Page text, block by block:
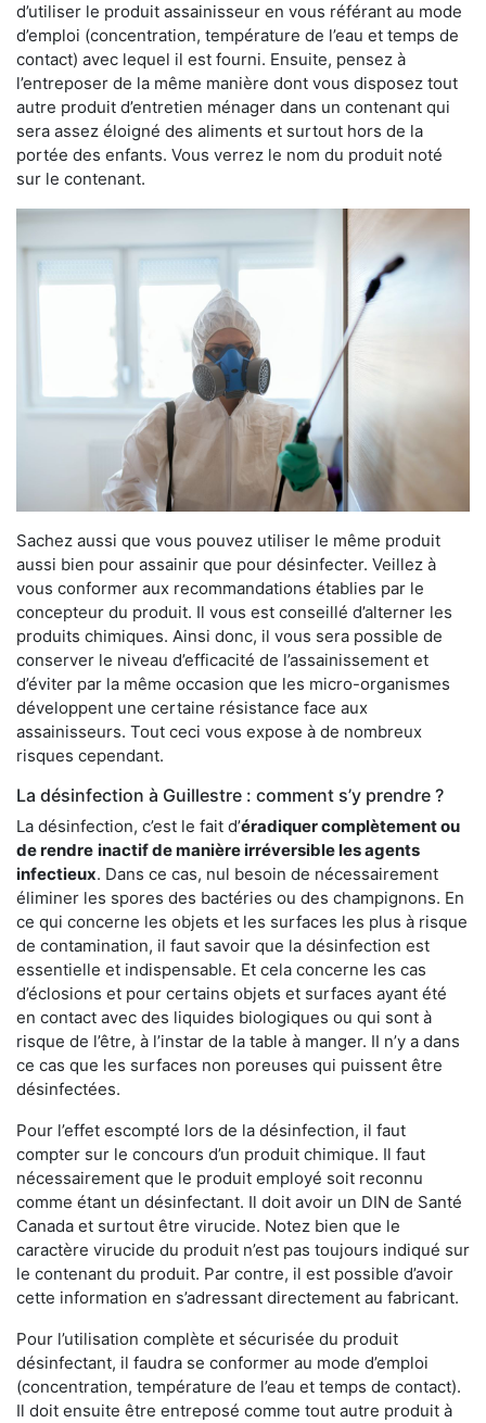
d’utiliser le produit assainisseur en vous référant au mode
d’emploi (concentration, température de l’eau et temps de
contact) avec lequel il est fourni. Ensuite, pensez à
l’entreposer de la même manière dont vous disposez tout
autre produit d’entretien ménager dans un contenant qui
sera assez éloigné des aliments et surtout hors de la
portée des enfants. Vous verrez le nom du produit noté
sur le contenant.
Sachez aussi que vous pouvez utiliser le même produit
aussi bien pour assainir que pour désinfecter. Veillez à
vous conformer aux recommandations établies par le
concepteur du produit. Il vous est conseillé d’alterner les
produits chimiques. Ainsi donc, il vous sera possible de
conserver le niveau d’efficacité de l’assainissement et
d’éviter par la même occasion que les micro-organismes
développent une certaine résistance face aux
assainisseurs. Tout ceci vous expose à de nombreux
risques cependant.
La désinfection à Guillestre : comment s’y prendre ?
La désinfection, c’est le fait d’éradiquer complètement ou
de rendre inactif de manière irréversible les agents
infectieux. Dans ce cas, nul besoin de nécessairement
éliminer les spores des bactéries ou des champignons. En
ce qui concerne les objets et les surfaces les plus à risque
de contamination, il faut savoir que la désinfection est
essentielle et indispensable. Et cela concerne les cas
d’éclosions et pour certains objets et surfaces ayant été
en contact avec des liquides biologiques ou qui sont à
risque de l’être, à l’instar de la table à manger. II n’y a dans
ce cas que les surfaces non poreuses qui puissent être
désinfectées.
Pour l’effet escompté lors de la désinfection, il faut
compter sur le concours d’un produit chimique. Il faut
nécessairement que le produit employé soit reconnu
comme étant un désinfectant. Il doit avoir un DIN de Santé
Canada et surtout être virucide. Notez bien que le
caractère virucide du produit n’est pas toujours indiqué sur
le contenant du produit. Par contre, il est possible d’avoir
cette information en s’adressant directement au fabricant.
Pour l’utilisation complète et sécurisée du produit
désinfectant, il faudra se conformer au mode d’emploi
(concentration, température de l’eau et temps de contact).
Il doit ensuite être entreposé comme tout autre produit à